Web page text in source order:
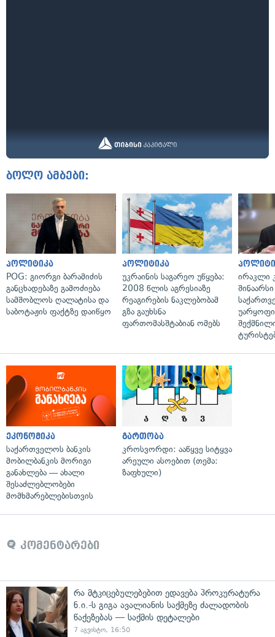
ბოლო ამბები:
პოლიტიკა
POG: გიორგი ბარამიძის
განცხადებაზე გამოძიება
სამშობლოს ღალატისა და
საბოტაჟის ფაქტზე დაიწყო
პოლიტიკა
უკრაინის საგარეო უწყება:
2008 წლის აგრესიაზე
რეაგირების ნაკლებობამ
გზა გაუხსნა
ფართომასშტაბიან ომებს
ირაკლი
ეკონომიკა
საქართველოს ბანკის
მობილბანკის მორიგი
განახლება — ახალი
შესაძლებლობები
მომხმარებლებისთვის
გართობა
კროსვორდი: ააწყვე სიტყვა
არეული ასოებით (თემა:
ზაფხული)
კომენტარები
რა მტკიცებულებებით ედავება პროკურატურა
ნ.ი.-ს გიგა ავალიანის საქმეზე ძალადობის
წაქეზებას — საქმის დეტალები
7 აგვისტო, 16:50